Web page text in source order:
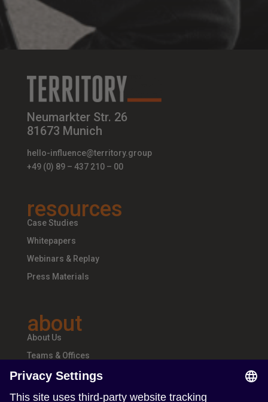
Neumarkter Str. 26
81673 Munich
hello-influence@territory.group
+49 (0) 89 – 437 210 – 00
resources
Case Studies
Whitepapers
Webinars & Replay
Press Materials
about
About Us
Teams & Offices
Careers